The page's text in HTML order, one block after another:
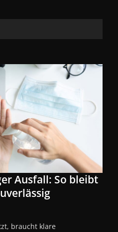
Ausfall: So bleibt
braucht klare